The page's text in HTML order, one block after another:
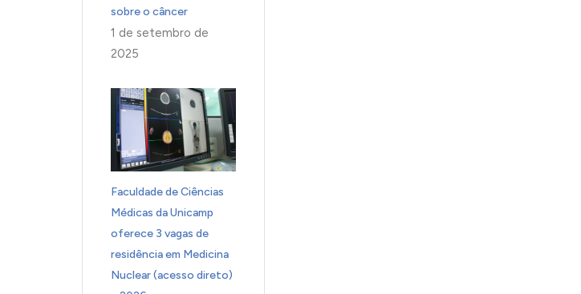
sobre o câncer
1 de setembro de
2025
Faculdade de Ciências
Médicas da Unicamp
oferece 3 vagas de
residência em Medicina
Nuclear (acesso direto)